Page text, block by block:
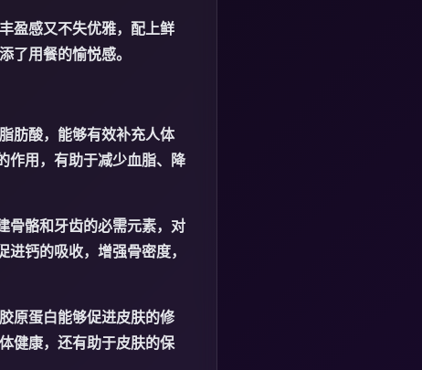
盈感又不失优雅，配上鲜
了用餐的愉悦感。
肪酸，能够有效补充人体
作用，有助于减少血脂、降
骨骼和牙齿的必需元素，对
钙的吸收，增强骨密度，
原蛋白能够促进皮肤的修
健康，还有助于皮肤的保